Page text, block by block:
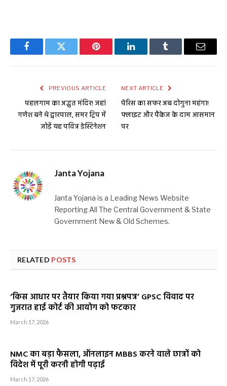
FacebookTwitter Pinterest LinkedInTumblr Email
PREVIOUS ARTICLE
पहलगाम का अद्भुत मंदिर! जहां
गणेश बने थे द्वारपाल, समर ट्रिप में
जोड़ें यह पवित्र डेस्टिनेशन
NEXT ARTICLE
पेरिस का सफर अब दोगुना महंगा!
फ्लाइट और पैकेज के दाम आसमान
पर
Janta Yojana
Janta Yojana is a Leading News Website
Reporting All The Central Government & State
Government New & Old Schemes.
RELATED POSTS
‘किस आधार पर तैयार किया गया प्रश्नपत्र’ GPSC विवाद पर
गुजरात हाई कोर्ट की आयोग को फटकार
March 17, 2026
NMC का बड़ा फैसला, ऑनलाइन MBBS करने वाले छात्रों को
विदेश में पूरी करनी होगी पढ़ाई
March 17, 2026